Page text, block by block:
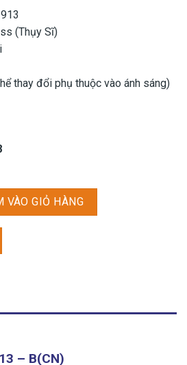
(Thụy Sĩ)
thay đổi phụ thuộc vào ánh sáng)
số lượng
VÀO GIỎ HÀNG
– B(CN)